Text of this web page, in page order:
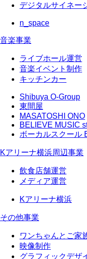
デジタルサイネー
n_space
音楽事業
ライブホール運営
音楽イベント制作
キッチンカー
Shibuya O-Group
東間屋
MASATOSHI ONO
BELIEVE MUSIC
ボーカルスクール
Kアリーナ横浜周辺事業
飲食店舗運営
メディア運営
Kアリーナ横浜
その他事業
ワンちゃんとご家
映像制作
グラフィックデザ